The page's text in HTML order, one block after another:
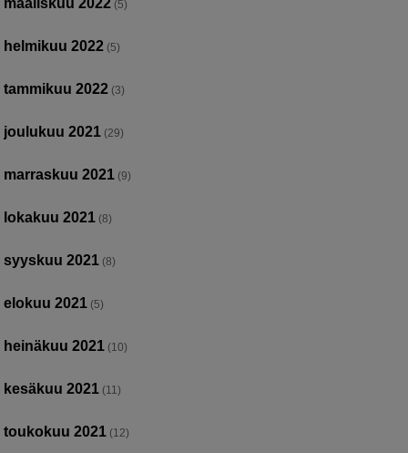
(5)
helmikuu 2022 (5)
tammikuu 2022 (3)
joulukuu 2021 (29)
marraskuu 2021 (9)
lokakuu 2021 (8)
syyskuu 2021 (8)
elokuu 2021 (5)
heinäkuu 2021 (10)
kesäkuu 2021 (11)
toukokuu 2021 (12)